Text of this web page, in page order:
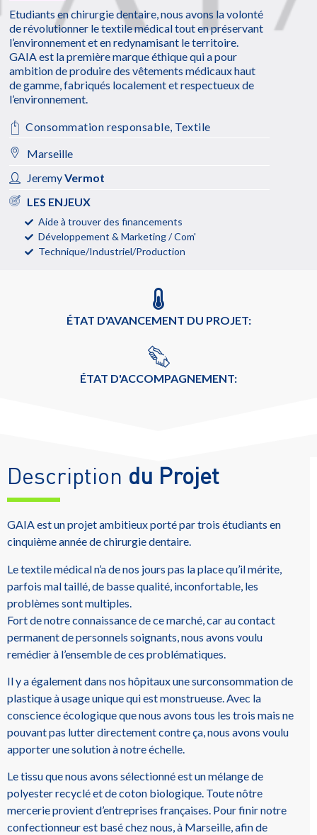
Etudiants en chirurgie dentaire, nous avons la volonté
de révolutionner le textile médical tout en préservant
l’environnement et en redynamisant le territoire.
GAIA est la première marque éthique qui a pour
ambition de produire des vêtements médicaux haut
de gamme, fabriqués localement et respectueux de
l’environnement.
Consommation responsable, Textile
Marseille
JeremyVermot
LES ENJEUX
Aide à trouver des financements
Développement & Marketing / Com'
Technique/Industriel/Production
ÉTAT D'AVANCEMENT DU PROJET:
ÉTAT D'ACCOMPAGNEMENT:
Description du Projet
GAIA est un projet ambitieux porté par trois étudiants en
cinquième année de chirurgie dentaire.
Le textile médical n’a de nos jours pas la place qu’il mérite,
parfois mal taillé, de basse qualité, inconfortable, les
problèmes sont multiples.
Fort de notre connaissance de ce marché, car au contact
permanent de personnels soignants, nous avons voulu
remédier à l’ensemble de ces problématiques.
Il y a également dans nos hôpitaux une surconsommation de
plastique à usage unique qui est monstrueuse. Avec la
conscience écologique que nous avons tous les trois mais ne
pouvant pas lutter directement contre ça, nous avons voulu
apporter une solution à notre échelle.
Le tissu que nous avons sélectionné est un mélange de
polyester recyclé et de coton biologique. Toute nôtre
mercerie provient d’entreprises françaises. Pour finir notre
confectionneur est basé chez nous, à Marseille, afin de